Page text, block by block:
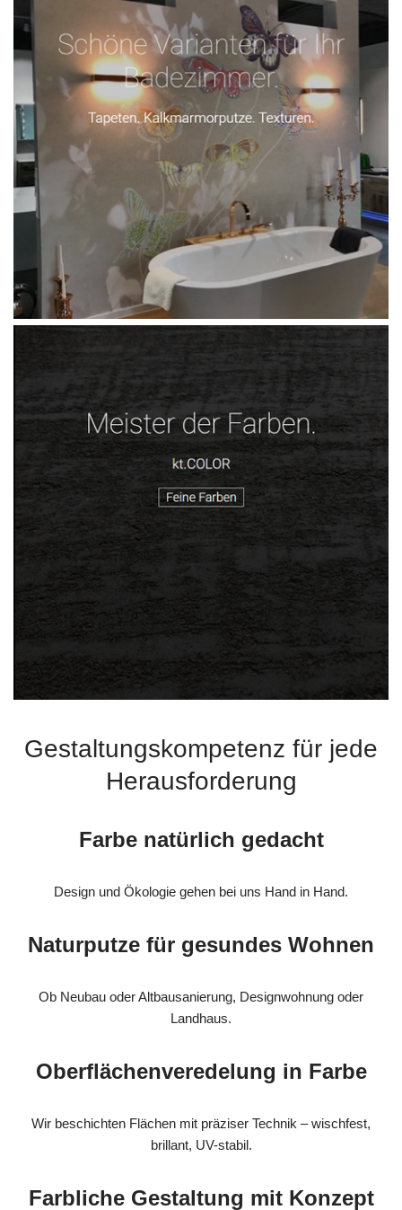
Gestaltungskompetenz für jede
Herausforderung
Farbe natürlich gedacht
Design und Ökologie gehen bei uns Hand in Hand.
Naturputze für gesundes Wohnen
Ob Neubau oder Altbausanierung, Designwohnung oder
Landhaus.
Oberflächenveredelung in Farbe
Wir beschichten Flächen mit präziser Technik – wischfest,
brillant, UV-stabil.
Farbliche Gestaltung mit Konzept